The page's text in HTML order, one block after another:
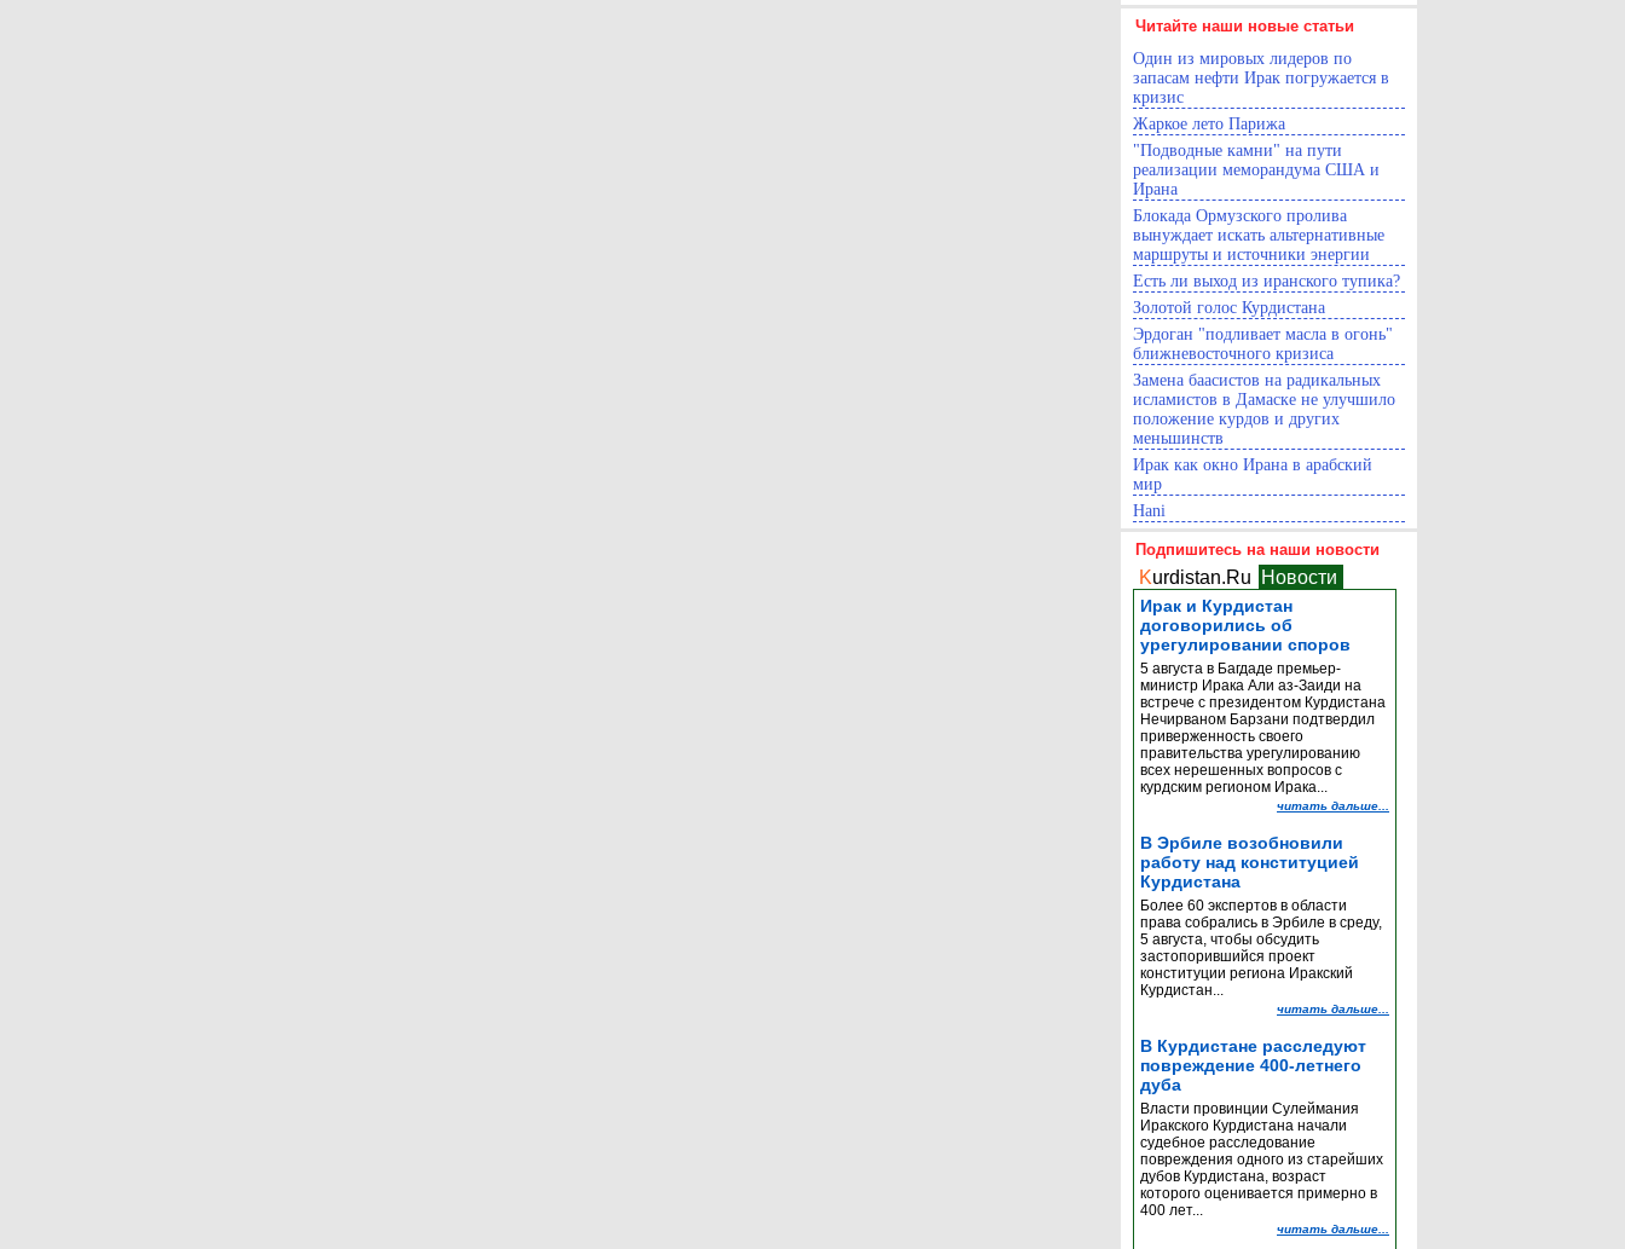
Читайте наши новые статьи
Один из мировых лидеров по
запасам нефти Ирак погружается в
кризис
Жаркое лето Парижа
"Подводные камни" на пути
реализации меморандума США и
Ирана
Блокада Ормузского пролива
вынуждает искать альтернативные
маршруты и источники энергии
Есть ли выход из иранского тупика?
Золотой голос Курдистана
Эрдоган "подливает масла в огонь"
ближневосточного кризиса
Замена баасистов на радикальных
исламистов в Дамаске не улучшило
положение курдов и других
меньшинств
Ирак как окно Ирана в арабский
мир
Hani
Подпишитесь на наши новости
Kurdistan.Ru Новости
Ирак и Курдистан
договорились об
урегулировании споров
5 августа в Багдаде премьер-
министр Ирака Али аз-Заиди на
встрече с президентом Курдистана
Нечирваном Барзани подтвердил
приверженность своего
правительства урегулированию
всех нерешенных вопросов с
курдским регионом Ирака...
читать дальше...
В Эрбиле возобновили
работу над конституцией
Курдистана
Более 60 экспертов в области
права собрались в Эрбиле в среду,
5 августа, чтобы обсудить
застопорившийся проект
конституции региона Иракский
Курдистан...
читать дальше...
В Курдистане расследуют
повреждение 400-летнего
дуба
Власти провинции Сулеймания
Иракского Курдистана начали
судебное расследование
повреждения одного из старейших
дубов Курдистана, возраст
которого оценивается примерно в
400 лет...
читать дальше...